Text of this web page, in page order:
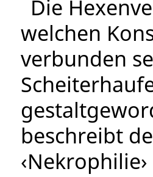
Die
welchen
verbunden
beschreibt